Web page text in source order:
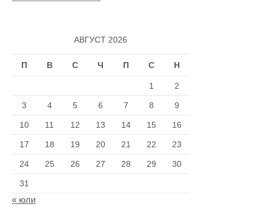
АВГУСТ 2026
П В С Ч П С Н
1 2
3 4 5 6 7 8 9
10 11 12 13 14 15 16
17 18 19 20 21 22 23
24 25 26 27 28 29 30
31
« юли